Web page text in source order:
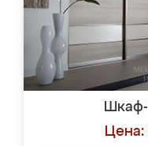
Цена: